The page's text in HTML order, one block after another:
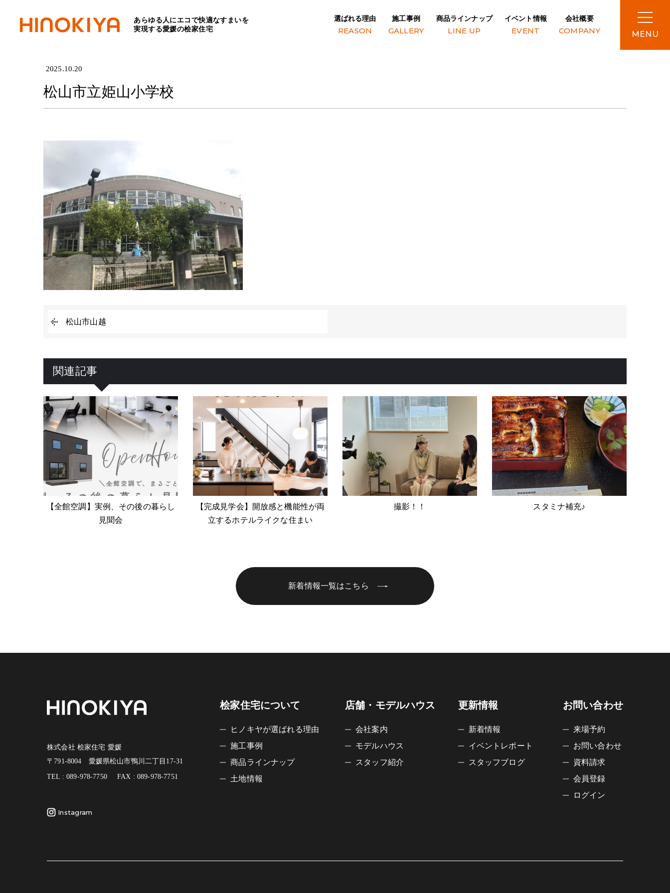
あらゆる人にエコで快適なすまいを
実現する愛媛の桧家住宅
選ばれる理由
REASON
施工事例
GALLERY
商品ラインナップ
LINE UP
イベント情報
EVENT
会社概要
COMPANY
HOME>松山市立姫山小学校
2025.10.20
松山市立姫山小学校
松山市山越
関連記事
【全館空調】実例、その後の暮らし
見聞会
【完成見学会】開放感と機能性が両
立するホテルライクな住まい
撮影！！ スタミナ補充♪
新着情報一覧はこちら
桧家住宅について
ヒノキヤが選ばれる理由
施工事例
商品ラインナップ
土地情報
店舗・モデルハウス
会社案内
モデルハウス
スタッフ紹介
更新情報
新着情報
イベントレポート
スタッフブログ
お問い合わせ
来場予約
お問い合わせ
資料請求
会員登録
ログイン
株式会社 桧家住宅 愛媛
〒791-8004 愛媛県松山市鴨川二丁目17-31
TEL : 089-978-7750 FAX : 089-978-7751
Instagram